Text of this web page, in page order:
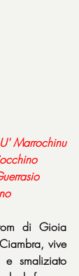
Marrochinu
di Gioia
vive
smaliziato